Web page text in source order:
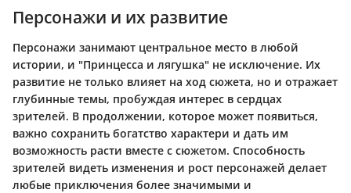
Персонажи и их развитие
Персонажи занимают центральное место в любой
истории, и "Принцесса и лягушка" не исключение. Их
развитие не только влияет на ход сюжета, но и отражает
глубинные темы, пробуждая интерес в сердцах
зрителей. В продолжении, которое может появиться,
важно сохранить богатство характери и дать им
возможность расти вместе с сюжетом. Способность
зрителей видеть изменения и рост персонажей делает
любые приключения более значимыми и